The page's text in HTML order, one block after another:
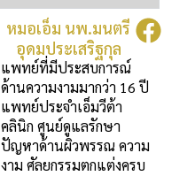
หมอเอ็ม นพ.มนตรี
อุดมประเสริฐกุล
แพทย์ที่มีประสบการณ์
ด้านความงามมากว่า 16 ปี
แพทย์ประจำเอ็มวีต้า
คลินิก ศูนย์ดูแลรักษา
ปัญหาด้านผิวพรรณ ความ
งาม ศัลยกรรมตกแต่งครบ